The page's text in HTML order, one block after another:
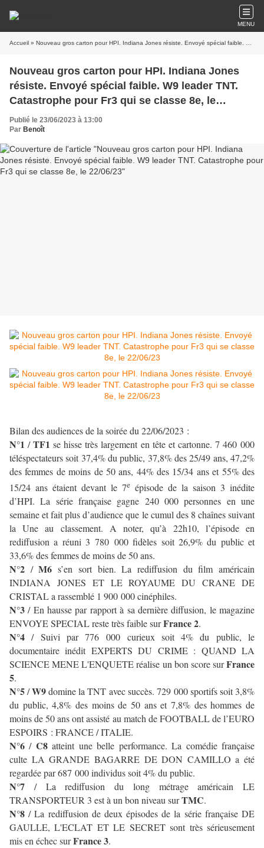
MENU
Accueil » Nouveau gros carton pour HPI. Indiana Jones résiste. Envoyé spécial faible. W9 leader TNT. Catastrophe pour Fr3 qui se classe 8e, le 22/06/23
Nouveau gros carton pour HPI. Indiana Jones
résiste. Envoyé spécial faible. W9 leader TNT.
Catastrophe pour Fr3 qui se classe 8e, le
22/06/23
Publié le 23/06/2023 à 13:00
Par Benoît
Bilan des audiences de la soirée du 22/06/2023 :
N°1 /TF1se hisse très largement en tête et cartonne. 7 460 000
téléspectateurs soit 37,4% du public, 37,8% des 25/49 ans, 47,2%
des femmes de moins de 50 ans, 44% des 15/34 ans et 55% des
15/24 ans étaient devant le 7e épisode de la saison 3 inédite
d’HPI. La série française gagne 240 000 personnes en une
semaine et fait plus d’audience que le cumul des 8 chaînes suivant
la Une au classement. A noter, qu’à 22h10, l’épisode en
rediffusion a réuni 3 780 000 fidèles soit 26,9% du public et
33,6% des femmes de moins de 50 ans.
N°2 /M6 s’en sort bien. La rediffusion du film américain
INDIANA JONES ET LE ROYAUME DU CRANE DE
CRISTAL a rassemblé 1 900 000 cinéphiles.
N°3/ En hausse par rapport à sa dernière diffusion, le magazine
ENVOYE SPECIAL reste très faible surFrance 2.
N°4/ Suivi par 776 000 curieux soit 4% du public, le
documentaire inédit EXPERTS DU CRIME : QUAND LA
SCIENCE MENE L'ENQUETE réalise un bon score surFrance
5.
N°5/W9domine la TNT avec succès. 729 000 sportifs soit 3,8%
du public, 4,8% des moins de 50 ans et 7,8% des hommes de
moins de 50 ans ont assisté au match de FOOTBALL de l’EURO
ESPOIRS : FRANCE / ITALIE.
N°6/ C8atteint une belle performance. La comédie française
culte LA GRANDE BAGARRE DE DON CAMILLO a été
regardée par 687 000 individus soit 4% du public.
N°7 /
La rediffusion du long métrage américain LE
TRANSPORTEUR 3 est à un bon niveau surTMC.
N°8/ La rediffusion de deux épisodes de la série française DE
GAULLE, L'ECLAT ET LE SECRET sont très sérieusement
mis en échec surFrance 3.